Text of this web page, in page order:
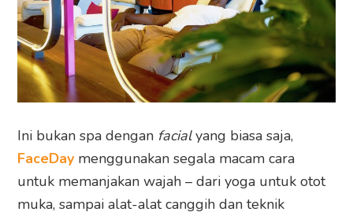
Ini bukan spa dengan facialyang biasa saja,
FaceDay menggunakan segala macam cara
untuk memanjakan wajah – dari yoga untuk otot
muka, sampai alat-alat canggih dan teknik